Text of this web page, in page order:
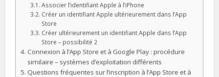
Associer l’identifiant Apple à l’iPhone
Créer un identifiant Apple ultérieurement dans l’App
Store
Créer ultérieurement un identifiant Apple dans l’App
Store – possibilité 2
Connexion à l’App Store et à Google Play : procédure
similaire – systèmes d’exploitation différents
Questions fréquentes sur l’inscription à l’App Store et à